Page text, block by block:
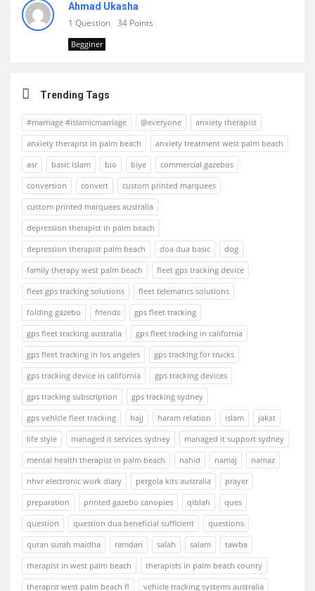
Ahmad Ukasha
1 Question 34 Points
Begginer
Trending Tags
#marriage #islamicmarriage @everyone
anxiety therapist
anxiety therapist in palm beach
anxiety treatment west palm beach
asr
basic islam bio biye
commercial gazebos
conversion
convert
custom printed marquees
custom printed marquees australia
depression therapist in palm beach
depression therapist palm beach
doa dua basic
dog
family therapy west palm beach
fleet gps tracking device
fleet gps tracking solutions
fleet telematics solutions
folding gazebo
friends
gps fleet tracking
gps fleet tracking australia
gps fleet tracking in california
gps fleet tracking in los angeles
gps tracking for trucks
gps tracking device in california
gps tracking devices
gps tracking subscription
gps tracking sydney
gps vehicle fleet tracking
hajj haram relation islam
jakat
life style
managed it services sydney
managed it support sydney
mental health therapist in palm beach
nahid namaj
namaz
nhvr electronic work diary
pergola kits australia
prayer
preparation
printed gazebo canopies qiblah
ques
question
question dua beneficial sufficient
questions
quran surah maidha
ramdan salah salam
tawba
therapist in west palm beach
therapists in palm beach county
therapist west palm beach fl
vehicle tracking systems australia